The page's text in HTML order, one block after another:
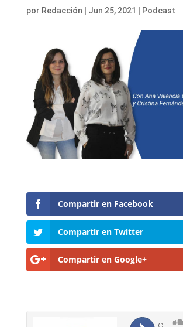
por Redacción Jun 25, 2021 Podcast
Compartir en Facebook
Compartir en Twitter
Compartir en Google+